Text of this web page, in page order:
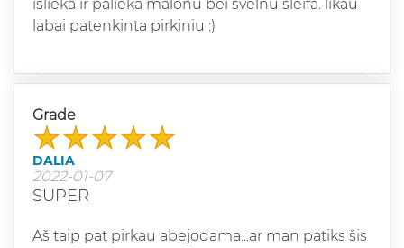
islieka ir palieka malonu bei svelnu sleifa. likau
labai patenkinta pirkiniu :)
Grade
DALIA
2022-01-07
SUPER
Aš taip pat pirkau abejodama...ar man patiks šis